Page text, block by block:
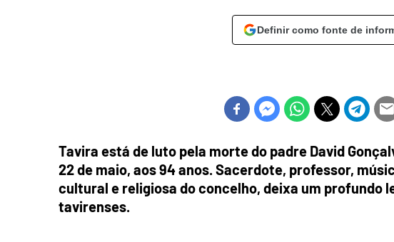
Definir como fonte de
Tavira está de luto pela morte do padre David
22 de maio, aos 94 anos. Sacerdote, professor,
cultural e religiosa do concelho, deixa um profundo
tavirenses.